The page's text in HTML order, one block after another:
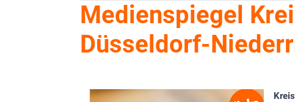
Medienspiegel
Düsseldorf-